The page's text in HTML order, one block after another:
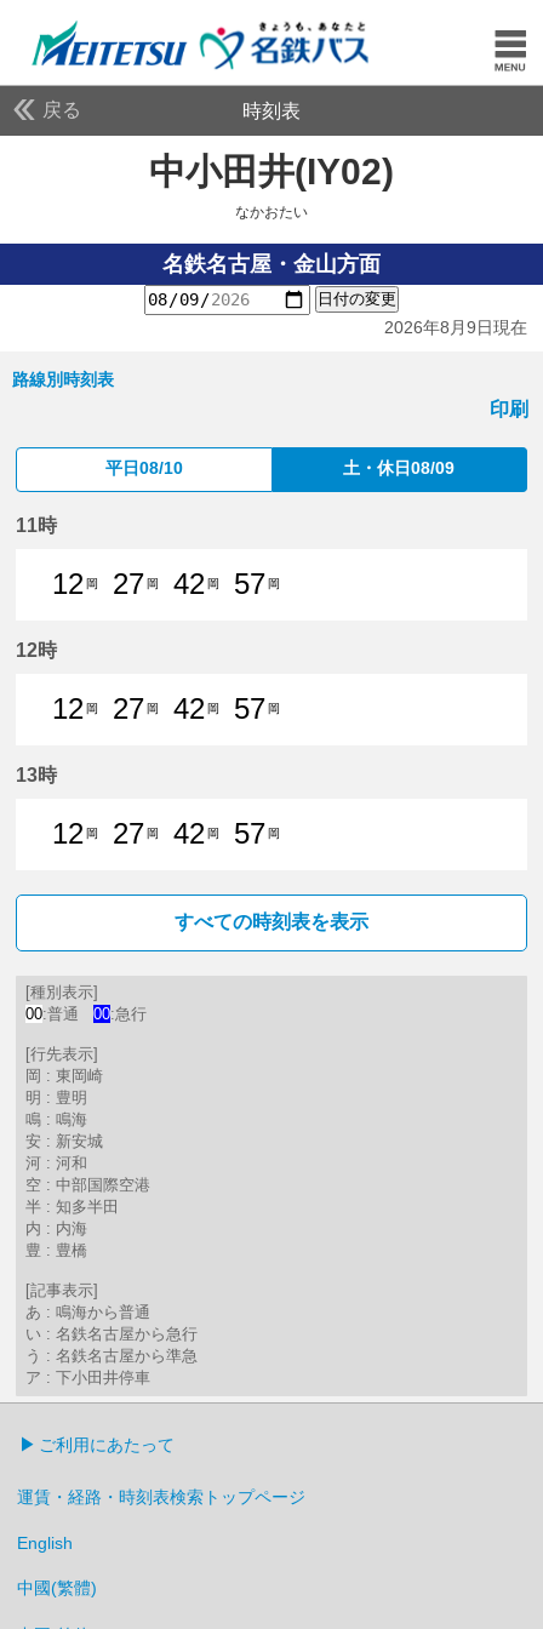
戻る 時刻表
中小田井(IY02)
なかおたい
名鉄名古屋・金山方面
日付の変更
2026年8月9日現在
路線別時刻表
印刷
平日08/10 土・休日08/09
11時
12 岡
27 岡
42 岡
57 岡
12時
12 岡
27 岡
42 岡
57 岡
13時
12 岡
27 岡
42 岡
57 岡
すべての時刻表を表示
[種別表示]
00:普通 00:急行
[行先表示]
岡 : 東岡崎
明 : 豊明
鳴 : 鳴海
安 : 新安城
河 : 河和
空 : 中部国際空港
半 : 知多半田
内 : 内海
豊 : 豊橋
[記事表示]
あ : 鳴海から普通
い : 名鉄名古屋から急行
う : 名鉄名古屋から準急
ア : 下小田井停車
ご利用にあたって
運賃・経路・時刻表検索トップページ
English
中國(繁體)